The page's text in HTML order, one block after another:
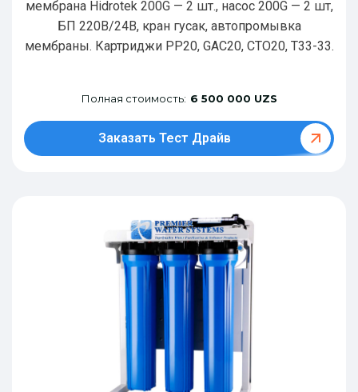
мембрана Hidrotek 200G — 2 шт., насос 200G — 2 шт,
БП 220В/24В, кран гусак, автопромывка
мембраны. Картриджи РР20, GAC20, CTO20, T33-33.
Полная стоимость: 6 500 000 UZS
Заказать Тест Драйв